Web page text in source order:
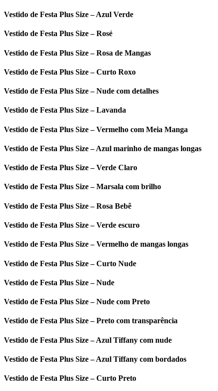
Vestido de Festa Plus Size – Azul Verde
Vestido de Festa Plus Size – Rosé
Vestido de Festa Plus Size – Rosa de Mangas
Vestido de Festa Plus Size – Curto Roxo
Vestido de Festa Plus Size – Nude com detalhes
Vestido de Festa Plus Size – Lavanda
Vestido de Festa Plus Size – Vermelho com Meia Manga
Vestido de Festa Plus Size – Azul marinho de mangas longas
Vestido de Festa Plus Size – Verde Claro
Vestido de Festa Plus Size – Marsala com brilho
Vestido de Festa Plus Size – Rosa Bebê
Vestido de Festa Plus Size – Verde escuro
Vestido de Festa Plus Size – Vermelho de mangas longas
Vestido de Festa Plus Size – Curto Nude
Vestido de Festa Plus Size – Nude
Vestido de Festa Plus Size – Nude com Preto
Vestido de Festa Plus Size – Preto com transparência
Vestido de Festa Plus Size – Azul Tiffany com nude
Vestido de Festa Plus Size – Azul Tiffany com bordados
Vestido de Festa Plus Size – Curto Preto